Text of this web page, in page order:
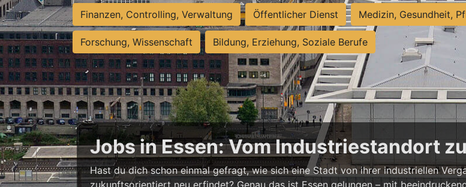
Finanzen, Controlling, Verwaltung Öffentlicher Dienst Medizin, Gesundheit,
Forschung, Wissenschaft Bildung, Erziehung, Soziale Berufe
Jobs in Essen: Vom Industriestandort
Hast du dich schon einmal gefragt, wie sich eine Stadt von ihrer industriellen